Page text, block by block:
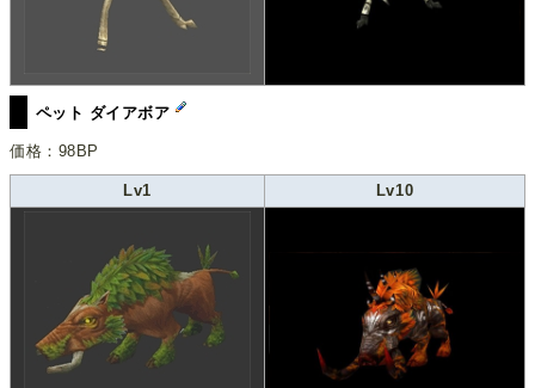
ペット ダイアボア
価格：98BP
Lv1 Lv10